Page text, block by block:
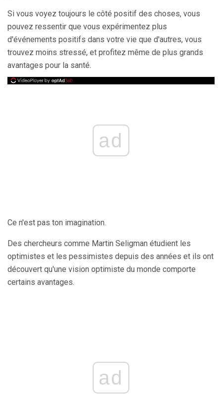
Si vous voyez toujours le côté positif des choses, vous
pouvez ressentir que vous expérimentez plus
d'événements positifs dans votre vie que d'autres, vous
trouvez moins stressé, et profitez même de plus grands
avantages pour la santé.
ad
Ce n'est pas ton imagination.
Des chercheurs comme Martin Seligman étudient les
optimistes et les pessimistes depuis des années et ils ont
découvert qu'une vision optimiste du monde comporte
certains avantages.
ad